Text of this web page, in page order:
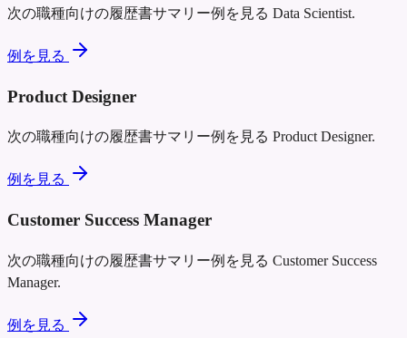
次の職種向けの履歴書サマリー例を見る Data Scientist.
例を見る
Product Designer
次の職種向けの履歴書サマリー例を見る Product Designer.
例を見る
Customer Success Manager
次の職種向けの履歴書サマリー例を見る Customer Success
Manager.
例を見る